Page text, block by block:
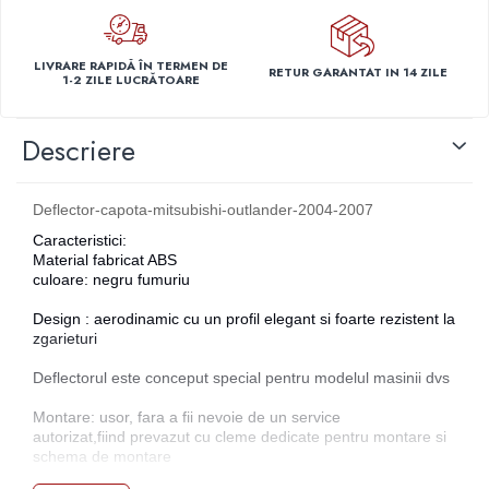
Capace r14 Nissan
Capace r14 Opel
Capace r14 Seat
Capace r14 Volvo
Capace roti marimea 15'
Capace r15 Alfa Romeo
Capace r15 Audi
Capace r15 BMW
Capace r15 Chevrolet
Capace r15 Daewo
Capace r15 Ford
Capace r15 Hyundai
LIVRARE RAPIDĂ ÎN TERMEN DE
1-2 ZILE LUCRĂTOARE
RETUR GARANTAT IN 14 ZILE
Descriere
Deflector-capota-mitsubishi-outlander-2004-2007
Caracteristici:
Material fabricat ABS
culoare: negru fumuriu
Design : aerodinamic cu un profil elegant si foarte rezistent la
zgarieturi
Deflectorul este conceput special pentru modelul masinii dvs
Montare: usor, fara a fii nevoie de un service
autorizat,fiind prevazut cu cleme dedicate pentru montare si
schema de montare